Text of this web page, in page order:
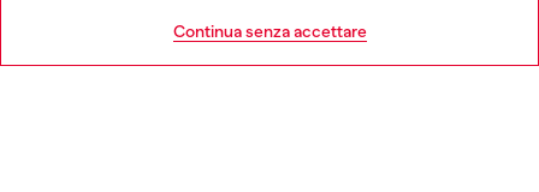
Continua senza accettare